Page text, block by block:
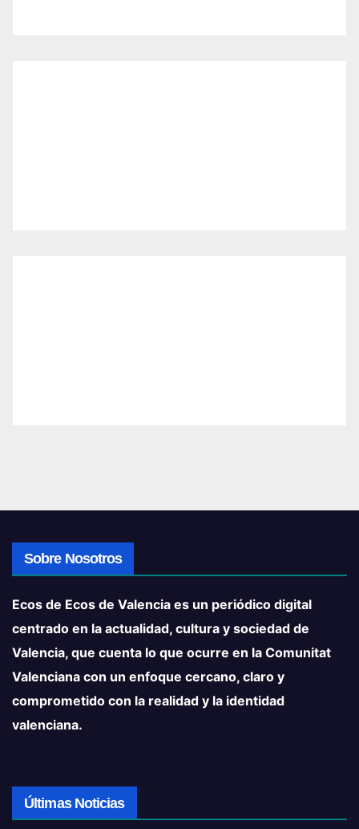
Sobre Nosotros
Ecos de Ecos de Valencia es un periódico digital
centrado en la actualidad, cultura y sociedad de
Valencia, que cuenta lo que ocurre en la Comunitat
Valenciana con un enfoque cercano, claro y
comprometido con la realidad y la identidad
valenciana.
Últimas Noticias